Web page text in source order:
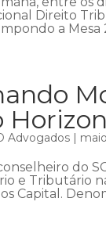
Direito
a
Advogados |
do
e Tributário
Capital.